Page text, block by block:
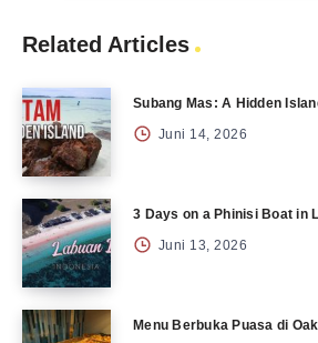
Related Articles
Subang Mas: A Hidden
Juni 14, 2026
3 Days on a Phinisi Boat in
Juni 13, 2026
Menu Berbuka Puasa di